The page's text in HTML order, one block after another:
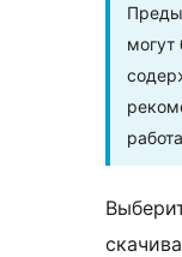
могут